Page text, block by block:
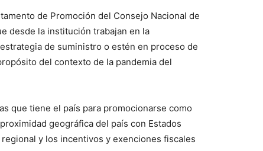
de Promoción del Consejo Nacional de
desde la institución trabajan en la
de suministro o estén en proceso de
del contexto de la pandemia del
que tiene el país para promocionarse como
geográfica del país con Estados
y los incentivos y exenciones fiscales